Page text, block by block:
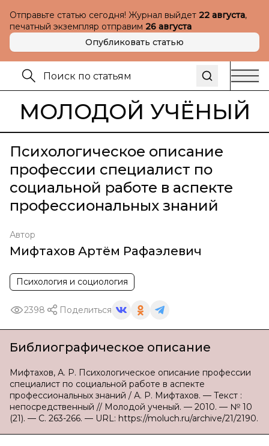
Отправьте статью сегодня! Журнал выйдет 22 августа,
печатный экземпляр отправим 26 августа
Опубликовать статью
МОЛОДОЙ УЧЁНЫЙ
Психологическое описание
профессии специалист по
социальной работе в аспекте
профессиональных знаний
Автор
Мифтахов Артём Рафаэлевич
Психология и социология
2398 Поделиться
Библиографическое описание
Мифтахов, А. Р. Психологическое описание профессии
специалист по социальной работе в аспекте
профессиональных знаний / А. Р. Мифтахов. — Текст :
непосредственный // Молодой ученый. — 2010. — № 10
(21). — С. 263-266. — URL: https://moluch.ru/archive/21/2190.